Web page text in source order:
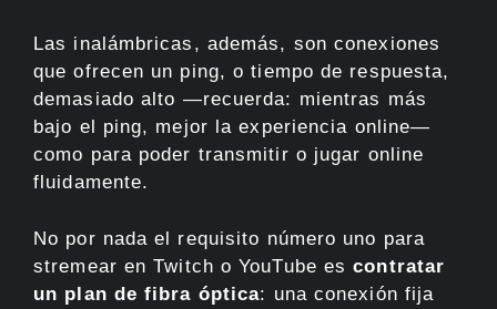
Las inalámbricas, además, son conexiones
que ofrecen un ping, o tiempo de respuesta,
demasiado alto —recuerda: mientras más
bajo el ping, mejor la experiencia online—
como para poder transmitir o jugar online
fluidamente.
No por nada el requisito número uno para
stremear en Twitch o YouTube escontratar
un plan de fibra óptica: una conexión fija